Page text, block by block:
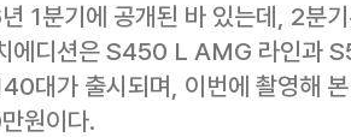
1분기에 공개된 바 있는데, 2분
에디션은 S450 L AMG 라인과
대가 출시되며, 이번에 촬영해
원이다.